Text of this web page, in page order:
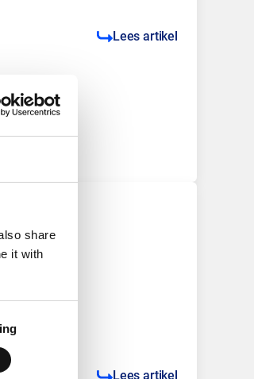
share
it with
Lees artikel
Lees artikel